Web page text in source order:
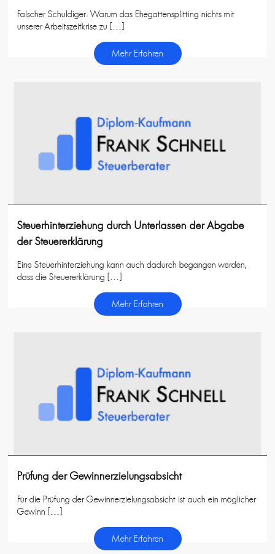
Falscher Schuldiger: Warum das Ehegattensplitting nichts mit
unserer Arbeitszeitkrise zu […]
Mehr Erfahren
Steuerhinterziehung durch Unterlassen der Abgabe
der Steuererklärung
Eine Steuerhinterziehung kann auch dadurch begangen werden,
dass die Steuererklärung […]
Mehr Erfahren
Prüfung der Gewinnerzielungsabsicht
Für die Prüfung der Gewinnerzielungsabsicht ist auch ein möglicher
Gewinn […]
Mehr Erfahren